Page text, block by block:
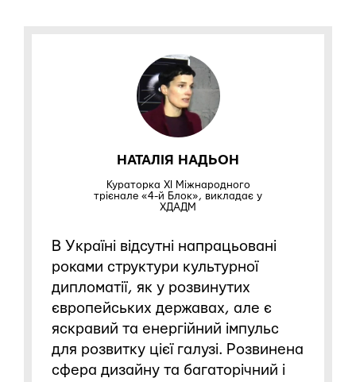
НАТАЛІЯ НАДЬОН
Кураторка XI Міжнародного
трієнале «4-й Блок», викладає у
ХДАДМ
В Україні відсутні напрацьовані
роками структури культурної
дипломатії, як у розвинутих
європейських державах, але є
яскравий та енергійний імпульс
для розвитку цієї галузі. Розвинена
сфера дизайну та багаторічний і